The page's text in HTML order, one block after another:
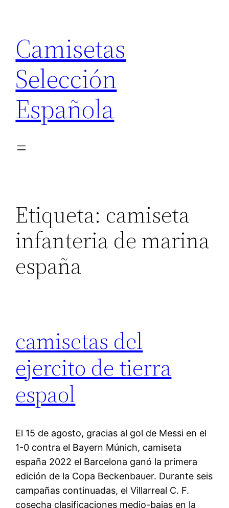
contenido
Camisetas
Selección
Española
Etiqueta: camiseta
infanteria de marina
españa
camisetas del
ejercito de tierra
espaol
El 15 de agosto, gracias al gol de Messi en el
1-0 contra el Bayern Múnich, camiseta
españa 2022 el Barcelona ganó la primera
edición de la Copa Beckenbauer. Durante seis
campañas continuadas, el Villarreal C. F.
cosecha clasificaciones medio-bajas en la